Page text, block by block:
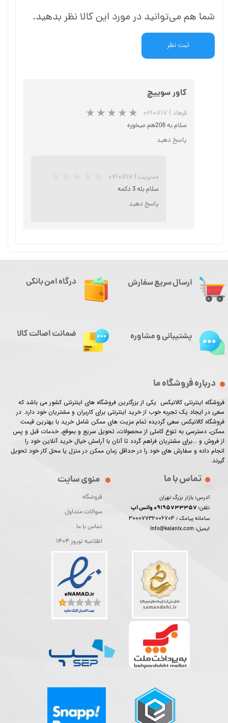
شما هم می‌توانید در مورد این کالا نظر بدهید.
ثبت نظر
کاور سوییچ
فرهاد | ۰۲/۰۱/۱۷
★★★★★
سلام به 206هم میخوره
پاسخ دهید
مدیریت | ۰۲/۰۱/۱۷
★★
سلام بله 3 دکمه
پاسخ دهید
ارسال سریع سفارش
درباره فروشگاه ما
فروشگاه اینترنتی کالانیکس یکی از بزرگترین فروشگاه های اینترنتی کشور می باشد که
سعی در ایجاد یک تجربه خوب از خرید اینترنتی برای کاربران و مشتریان خود دارد. در
فروشگاه کالانیکس سعی گردیده تمام مزیت های ممکن شامل خرید با بهترین قیمت
ممکن، دسترسی به تنوع کاملی از محصولات، تحویل سریع و بموقع، خدمات قبل و پس
از فروش و ...برای مشتریان فراهم گردد تا آنان با آرامش خیال خرید آنلاین خود را
انجام داده و سفارش های خود را در حداقل زمان ممکن در منزل یا محل کار خود تحویل
گیرند.​​​​​​​
منوی سایت
فروشگاه
سوالات متداول
تماس با ما
اطلاعیه نوروز 1404
تماس با ما
آدرس: بازار بزرگ تهران
تلفن:
سامانه پیامک : 30007732006704
ایمیل: info@kalanix.com
درگاه امن بانکی
پشتیبانی و مشاوره ضمانت اصالت کالا